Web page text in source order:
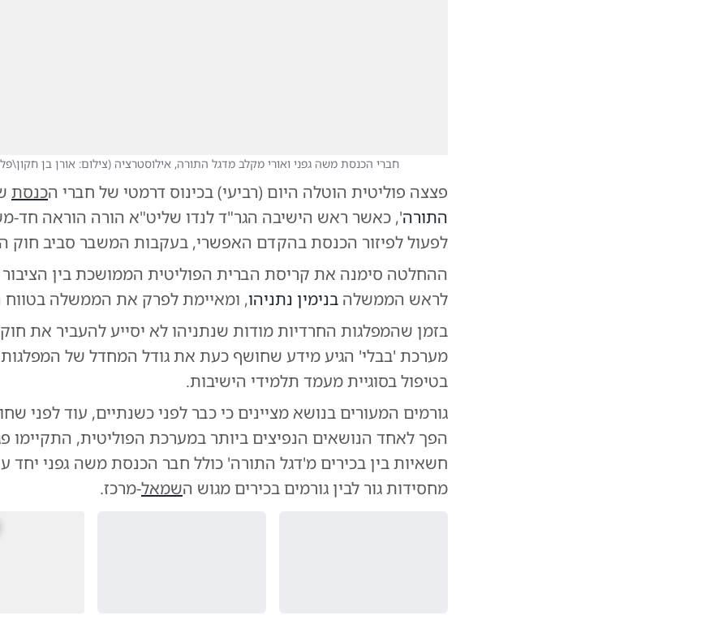
חברי הכנסת משה גפני ואורי מקלב מדגל התורה, אילוסטרציה (צילום: אורן בן
פצצה פוליטית הוטלה היום (רביעי) בכינוס דרמטי של חברי הכנסת
התורה', כאשר ראש הישיבה הגר"ד לנדו שליט"א הורה הוראה חד-
לפעול לפיזור הכנסת בהקדם האפשרי, בעקבות המשבר סביב חוק
ההחלטה סימנה את קריסת הברית הפוליטית הממושכת בין
לראש הממשלה בנימין נתניהו, ומאיימת לפרק את הממשלה בטווח
בזמן שהמפלגות החרדיות מודות שנתניהו לא יסייע להעביר את חוק
מערכת 'בבלי' הגיע מידע שחושף כעת את גודל המחדל של
בטיפול בסוגיית מעמד תלמידי הישיבות.
גורמים המעורים בנושא מציינים כי כבר לפני כשנתיים, עוד לפני
הפך לאחד הנושאים הנפיצים ביותר במערכת הפוליטית, התקיימו
חשאיות בין בכירים מ'דגל התורה' כולל חבר הכנסת משה גפני יחד
מחסידות גור לבין גורמים בכירים מגוש השמאל-מרכז.